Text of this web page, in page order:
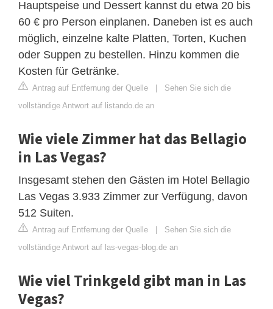
Hauptspeise und Dessert kannst du etwa 20 bis
60 € pro Person einplanen. Daneben ist es auch
möglich, einzelne kalte Platten, Torten, Kuchen
oder Suppen zu bestellen. Hinzu kommen die
Kosten für Getränke.
Antrag auf Entfernung der Quelle | Sehen Sie sich die
vollständige Antwort auf listando.de an
Wie viele Zimmer hat das Bellagio
in Las Vegas?
Insgesamt stehen den Gästen im Hotel Bellagio
Las Vegas 3.933 Zimmer zur Verfügung, davon
512 Suiten.
Antrag auf Entfernung der Quelle | Sehen Sie sich die
vollständige Antwort auf las-vegas-blog.de an
Wie viel Trinkgeld gibt man in Las
Vegas?